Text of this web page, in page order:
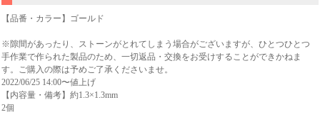
【品番・カラー】ゴールド
※隙間があったり、ストーンがとれてしまう場合がございますが、ひとつひとつ
手作業で作られた製品のため、一切返品・交換をお受けすることができかねま
す。ご購入の際は予めご了承くださいませ。
2022/06/25 14:00〜値上げ
【内容量・備考】約1.3×1.3mm
2個